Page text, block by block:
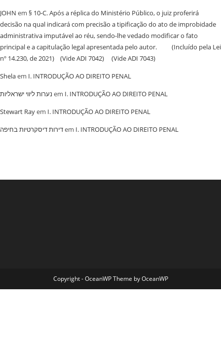
JOHN em § 10-C. Após a réplica do Ministério Público, o juiz proferirá
decisão na qual indicará com precisão a tipificação do ato de improbidade
administrativa imputável ao réu, sendo-lhe vedado modificar o fato
principal e a capitulação legal apresentada pelo autor. (Incluído pela Lei
nº 14.230, de 2021) (Vide ADI 7042) (Vide ADI 7043)
Shelaem I. INTRODUÇÃO AO DIREITO PENAL
נערות ליווי ישראליות em I. INTRODUÇÃO AO DIREITO PENAL
Stewart Rayem I. INTRODUÇÃO AO DIREITO PENAL
‏דירות דיסקרטיות בחיפהem I. INTRODUÇÃO AO DIREITO PENAL
Copyright - OceanWP Theme by OceanWP